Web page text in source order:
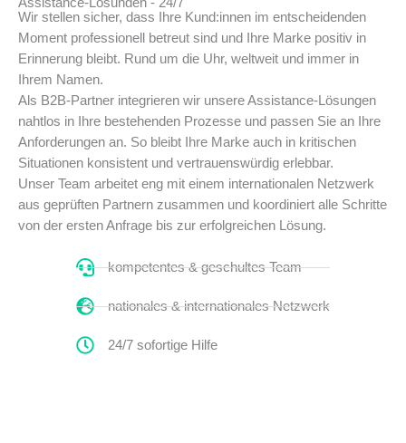
Wir stellen sicher, dass Ihre Kund:innen im entscheidenden
Moment professionell betreut sind und Ihre Marke positiv in
Erinnerung bleibt. Rund um die Uhr, weltweit und immer in
Ihrem Namen.
Als B2B-Partner integrieren wir unsere Assistance-Lösungen
nahtlos in Ihre bestehenden Prozesse und passen Sie an Ihre
Anforderungen an. So bleibt Ihre Marke auch in kritischen
Situationen konsistent und vertrauenswürdig erlebbar.
Unser Team arbeitet eng mit einem internationalen Netzwerk
aus geprüften Partnern zusammen und koordiniert alle Schritte
von der ersten Anfrage bis zur erfolgreichen Lösung.
kompetentes & geschultes Team
nationales & internationales Netzwerk
24/7 sofortige Hilfe